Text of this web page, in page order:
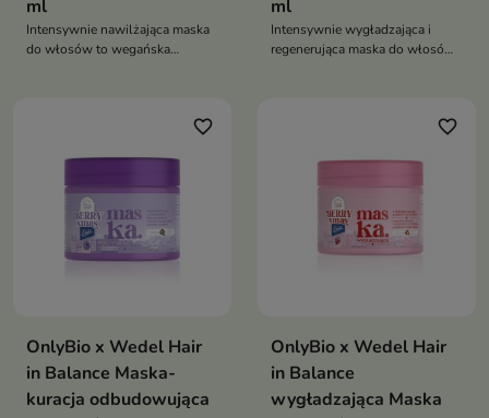
ml
Intensywnie nawilżająca maska
do włosów to wegańska
redukuje puszenie, przywracając
ml
Intensywnie wygładzająca i
regenerująca maska do włosów
wzmacnia pasma, przywracając
favorite_border
OnlyBio x Wedel Hair
in Balance Maska-
kuracja odbudowująca
favorite_border
OnlyBio x Wedel Hair
in Balance
wygładzająca Maska